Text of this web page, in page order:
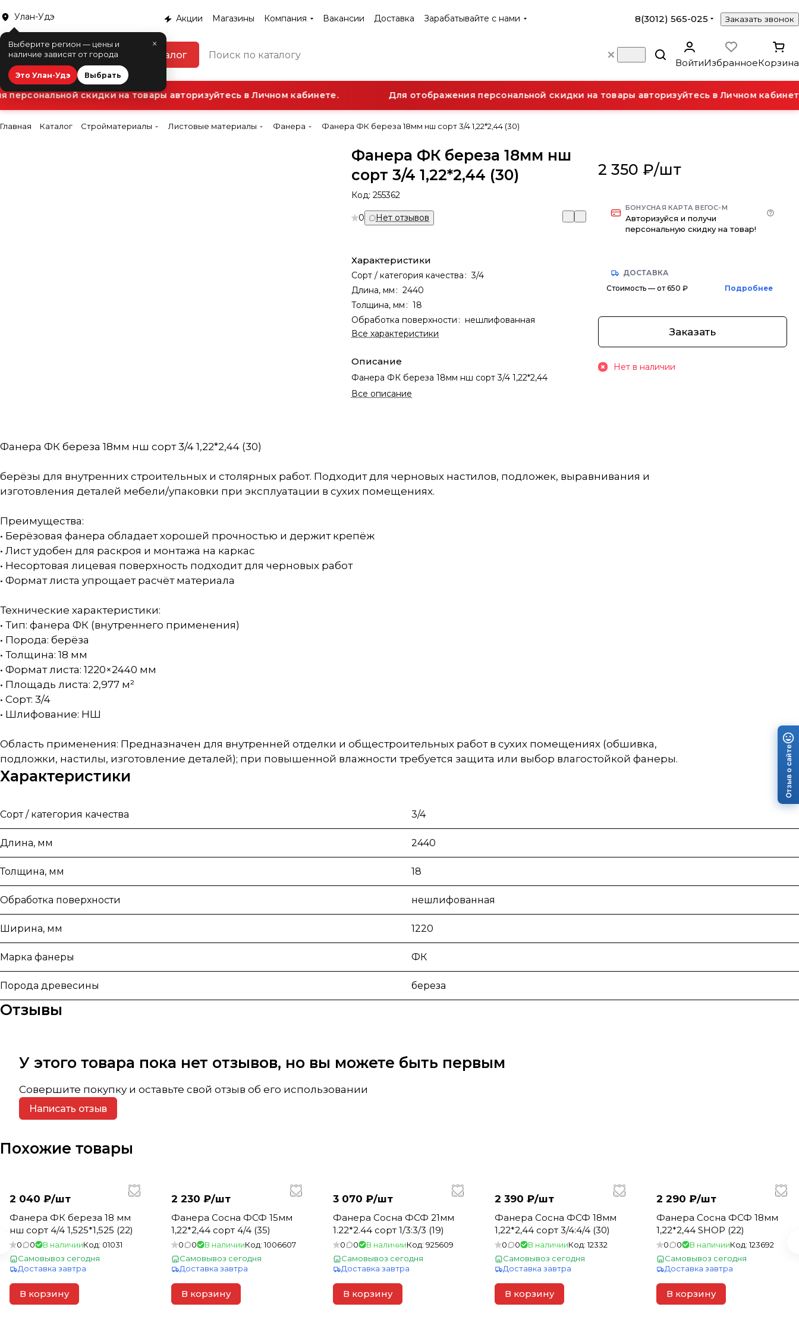
Улан-Удэ
×
Выберите регион — цены и
наличие зависят от города
Это Улан-Удэ Выбрать
Акции Магазины Компания Вакансии Доставка Зарабатывайте с нами 8(3012) 565-025 Заказать звонок
Каталог
ВойтиИзбранноеКорзина
скидки на товары авторизуйтесь в Личном кабинете. Для отображения персональной скидки на товары авторизуйтесь в Личном кабинете.
Главная Каталог Стройматериалы Листовые материалы Фанера Фанера ФК береза 18мм нш сорт 3/4 1,22*2,44 (30)
Фанера ФК береза 18мм нш
сорт 3/4 1,22*2,44 (30)
Код:255362
0 Нет отзывов
Характеристики
Сорт / категория качества : 3/4
Длина, мм : 2440
Толщина, мм : 18
Обработка поверхности : нешлифованная
Все характеристики
Описание
Фанера ФК береза 18мм нш сорт 3/4 1,22*2,44
Все описание
2 350 ₽/шт
БОНУСНАЯ КАРТА ВЕГОС-М
Авторизуйся и получи
персональную скидку на товар!
ДОСТАВКА
Стоимость — от 650 ₽
Подробнее
Заказать
Нет в наличии
Фанера ФК береза 18мм нш сорт 3/4 1,22*2,44 (30)
берёзы для внутренних строительных и столярных работ. Подходит для черновых настилов, подложек, выравнивания и
изготовления деталей мебели/упаковки при эксплуатации в сухих помещениях.
Преимущества:
• Берёзовая фанера обладает хорошей прочностью и держит крепёж
• Лист удобен для раскроя и монтажа на каркас
• Несортовая лицевая поверхность подходит для черновых работ
• Формат листа упрощает расчёт материала
Технические характеристики:
• Тип: фанера ФК (внутреннего применения)
• Порода: берёза
• Толщина: 18 мм
• Формат листа: 1220×2440 мм
• Площадь листа: 2,977 м²
• Сорт: 3/4
• Шлифование: НШ
Область применения: Предназначен для внутренней отделки и общестроительных работ в сухих помещениях (обшивка,
подложки, настилы, изготовление деталей); при повышенной влажности требуется защита или выбор влагостойкой фанеры.
Характеристики
Сорт / категория качества 3/4
Длина, мм 2440
Толщина, мм 18
Обработка поверхности нешлифованная
Ширина, мм 1220
Марка фанеры ФК
Порода древесины береза
Отзывы
У этого товара пока нет отзывов, но вы можете быть первым
Совершите покупку и оставьте свой отзыв об его использовании
Написать отзыв
Похожие товары
2 040 ₽/шт
Фанера ФК береза 18 мм
нш сорт 4/4 1,525*1,525 (22)
0 0 В наличииКод: 01031
Самовывоз сегодня
Доставка завтра
В корзину
2 230 ₽/шт
Фанера Сосна ФСФ 15мм
1,22*2,44 сорт 4/4 (35)
0 0 В наличииКод:1006607
Самовывоз сегодня
Доставка завтра
В корзину
3 070 ₽/шт
Фанера Сосна ФСФ 21мм
1.22*2.44 сорт 1/3:3/3 (19)
0 0 В наличииКод: 925609
Самовывоз сегодня
Доставка завтра
В корзину
2 390 ₽/шт
Фанера Сосна ФСФ 18мм
1,22*2,44 сорт 3/4:4/4 (30)
0 0 В наличииКод:12332
Самовывоз сегодня
Доставка завтра
В корзину
2 290 ₽/шт
Фанера Сосна ФСФ 18мм
1,22*2,44 SHOP (22)
0 0 В наличииКод:123692
Самовывоз сегодня
Доставка завтра
В корзину
Отзыв о сайте